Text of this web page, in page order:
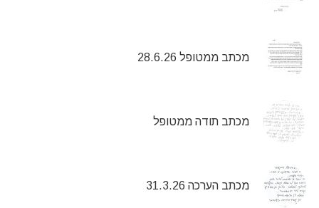
מכתב ממטופל 28.6.26
מכתב תודה ממטופל
מכתב הערכה 31.3.26